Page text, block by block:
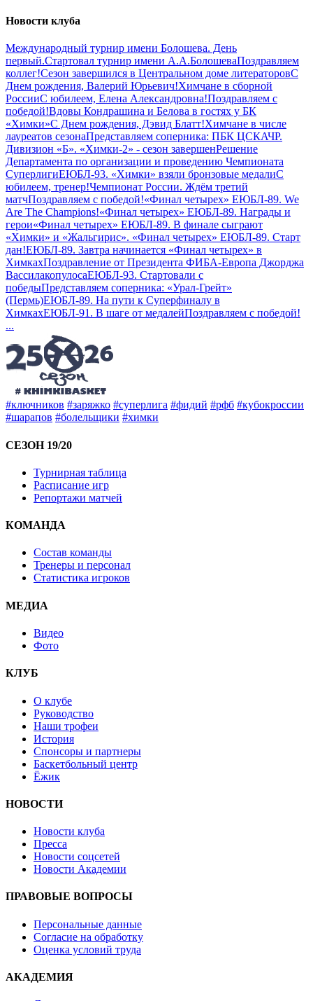
Новости клуба
Международный турнир имени Болошева. День
первый.Стартовал турнир имени А.А.БолошеваПоздравляем
коллег!Сезон завершился в Центральном доме литераторовС
Днем рождения, Валерий Юрьевич!Химчане в сборной
РоссииС юбилеем, Елена Александровна!Поздравляем с
победой!Вдовы Кондрашина и Белова в гостях у БК
«Химки»С Днем рождения, Дэвид Блатт!Химчане в числе
лауреатов сезонаПредставляем соперника: ПБК ЦСКАЧР.
Дивизион «Б». «Химки-2» - сезон завершенРешение
Департамента по организации и проведению Чемпионата
СуперлигиЕЮБЛ-93. «Химки» взяли бронзовые медалиС
юбилеем, тренер!Чемпионат России. Ждём третий
матчПоздравляем с победой!«Финал четырех» ЕЮБЛ-89. We
Are The Champions!«Финал четырех» ЕЮБЛ-89. Награды и
герои«Финал четырех» ЕЮБЛ-89. В финале сыграют
«Химки» и «Жальгирис». «Финал четырех» ЕЮБЛ-89. Старт
дан!ЕЮБЛ-89. Завтра начинается «Финал четырех» в
ХимкахПоздравление от Президента ФИБА-Европа Джорджа
ВассилакопулосаЕЮБЛ-93. Стартовали с
победыПредставляем соперника: «Урал-Грейт»
(Пермь)ЕЮБЛ-89. На пути к Суперфиналу в
ХимкахЕЮБЛ-91. В шаге от медалейПоздравляем с победой!
...
#ключников #заряжко #суперлига #фидий #рфб #кубокроссии
#шарапов #болельщики #химки
СЕЗОН 19/20
Турнирная таблица
Расписание игр
Репортажи матчей
КОМАНДА
Состав команды
Тренеры и персонал
Статистика игроков
МЕДИА
Видео
Фото
КЛУБ
О клубе
Руководство
Наши трофеи
История
Спонсоры и партнеры
Баскетбольный центр
Ёжик
НОВОСТИ
Новости клуба
Пресса
Новости соцсетей
Новости Академии
ПРАВОВЫЕ ВОПРОСЫ
Персональные данные
Согласие на обработку
Оценка условий труда
АКАДЕМИЯ